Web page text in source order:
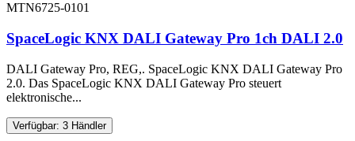
MTN6725-0101
SpaceLogic KNX DALI Gateway Pro 1ch DALI 2.0
DALI Gateway Pro, REG,. SpaceLogic KNX DALI Gateway Pro
2.0. Das SpaceLogic KNX DALI Gateway Pro steuert
elektronische...
Verfügbar: 3 Händler